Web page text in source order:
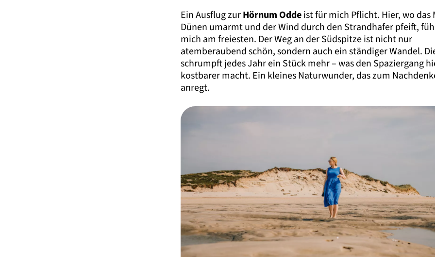
Ein Ausflug zurHörnum Oddeist für mich Pflicht. Hier, wo das
Dünen umarmt und der Wind durch den Strandhafer pfeift,
mich am freiesten. Der Weg an der Südspitze ist nicht nur
atemberaubend schön, sondern auch ein ständiger Wandel.
schrumpft jedes Jahr ein Stück mehr – was den Spaziergang
kostbarer macht. Ein kleines Naturwunder, das zum
anregt.